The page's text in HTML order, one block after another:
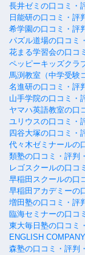
長井ゼミの口コミ・
日能研の口コミ・評
希学園の口コミ・評
パズル道場の口コミ
花まる学習会の口コ
ペッピーキッズクラ
馬渕教室（中学受験
名進研の口コミ・評
山手学院の口コミ・
ヤマハ英語教室の口
ユリウスの口コミ・
四谷大塚の口コミ・
代々木ゼミナールの
類塾の口コミ・評判
レゴスクールの口コ
早稲田スクールの口
早稲田アカデミーの
増田塾の口コミ・評
臨海セミナーの口コ
東大毎日塾の口コミ
ENGLISH
森塾の口コミ・評判